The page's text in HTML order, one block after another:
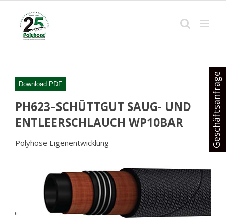
content
Download PDF
PH623–SCHÜTTGUT SAUG- UND
ENTLEERSCHLAUCH WP10BAR
Polyhose Eigenentwicklung Geschäftsanfrage